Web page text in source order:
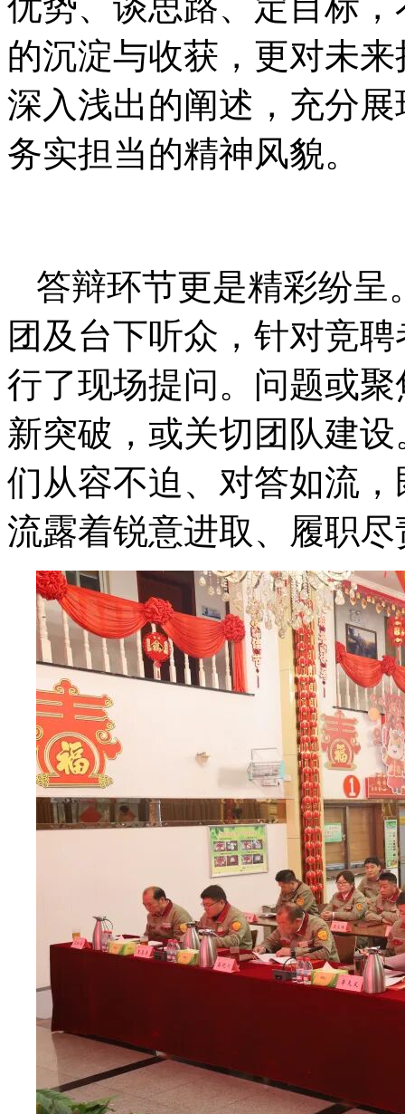
的沉淀与收获，更对未
深入浅出的阐述，充分
务实担当的精神风貌。
答辩环节更是精彩纷呈
团及台下听众，针对竞
行了现场提问。问题或
新突破，或关切团队建
们从容不迫、对答如流
流露着锐意进取、履职